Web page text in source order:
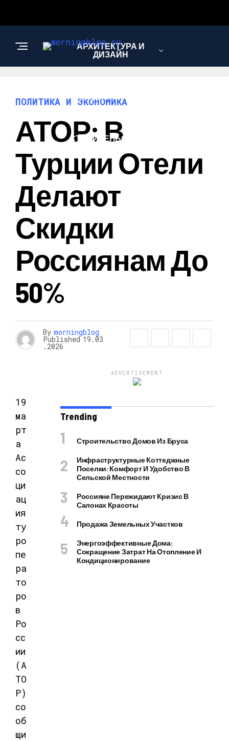
АРХИТЕКТУРА И
ДИЗАЙН
МОДА И СТИЛЬ
СТРОИТЕЛЬСТВО И
ПОЛИТИКА И ЭКОНОМИКА
АТОР: В
Турции Отели
Делают
Скидки
Россиянам До
50%
By morningblog
Published 19.03
.2026
19
ма
рт
а
Ас
со
ци
ац
ия
ту
ро
пе
ра
то
ро
в
Ро
сс
ии
(А
ТО
Р)
со
об
щи
ADVERTISEMENT
Trending
Строительство Домов Из Бруса
Инфраструктурные Коттеджные
Поселки: Комфорт И Удобство В
Сельской Местности
Россияне Пережидают Кризис В
Салонах Красоты
Продажа Земельных Участков
Энергоэффективные Дома:
Сокращение Затрат На Отопление И
Кондиционирование